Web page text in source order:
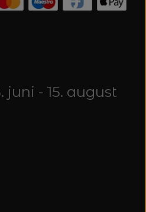
juni - 15. august